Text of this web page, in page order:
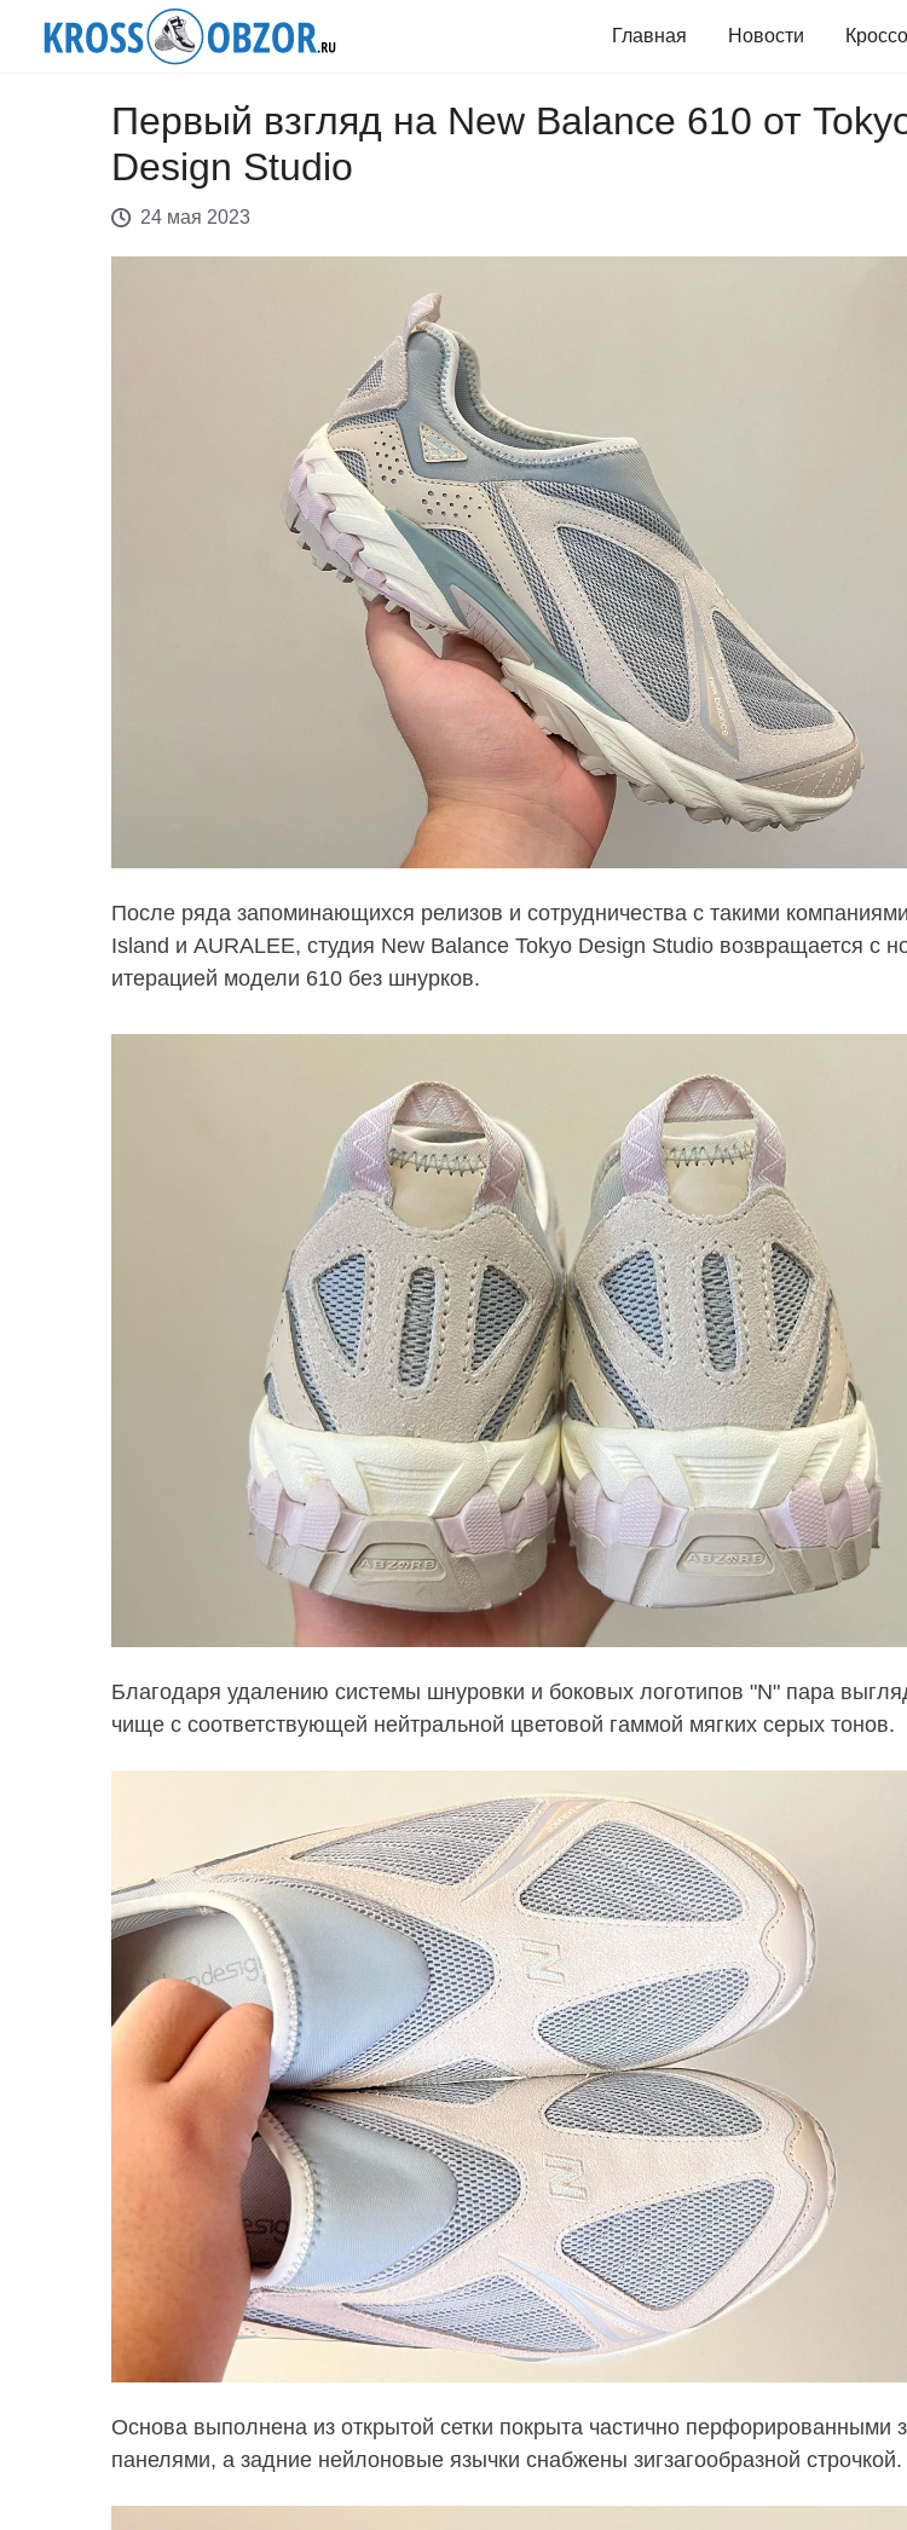
Главная Новости
Первый взгляд на New Balance 610 от
Design Studio
24 мая 2023
После ряда запоминающихся релизов и сотрудничества с такими
Island и AURALEE, студия New Balance Tokyo Design Studio возвращается с
итерацией модели 610 без шнурков.
Благодаря удалению системы шнуровки и боковых логотипов "N" пара
чище с соответствующей нейтральной цветовой гаммой мягких серых тонов.
Основа выполнена из открытой сетки покрыта частично перфорированными
панелями, а задние нейлоновые язычки снабжены зигзагообразной строчкой.